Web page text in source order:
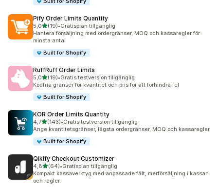
Pify Order Limits Quantity
5,0av 5 stjärnor
(19)
19 recensioner totalt
•Gratisplan tillgänglig
Hantera försäljning med ordergränser, MOQ och kassaregler för
minsta antal
Built for Shopify
RuffRuff Order Limits
5,0av 5 stjärnor
(19)
19 recensioner totalt
•Gratis testversion tillgänglig
Kodfria gränser för kvantitet och pris för att förhindra fel
Built for Shopify
KOR Order Limits Quantity
4,7av 5 stjärnor
(143)
143 recensioner totalt
•Gratis testversion tillgänglig
Ange kvantitetsgränser, lägsta ordergränser, MOQ och kassaregler
Built for Shopify
Qikify Checkout Customizer
4,8av 5 stjärnor
(64)
64 recensioner totalt
•Gratisplan tillgänglig
Kompakt kassaverktyg med anpassade fält, merförsäljning i kassan
och regler